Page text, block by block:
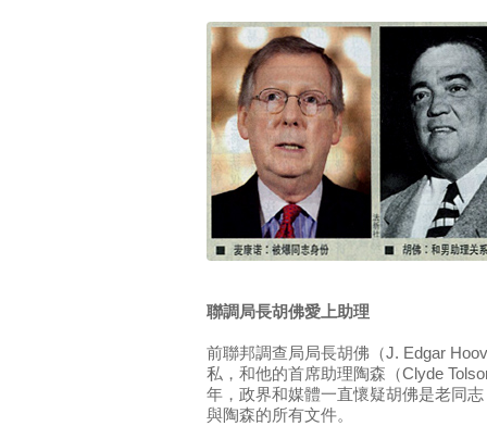
聯調局長胡佛愛上助理
前聯邦調查局局長胡佛（J. Edgar
私，和他的首席助理陶森（Clyde
年，政界和媒體一直懷疑胡佛是老同
與陶森的所有文件。